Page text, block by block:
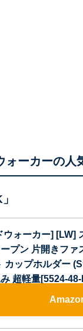
ォーカーの人
ウォーカー] [LW]
プン 片開きファ
カップホルダー
超軽量[5524-